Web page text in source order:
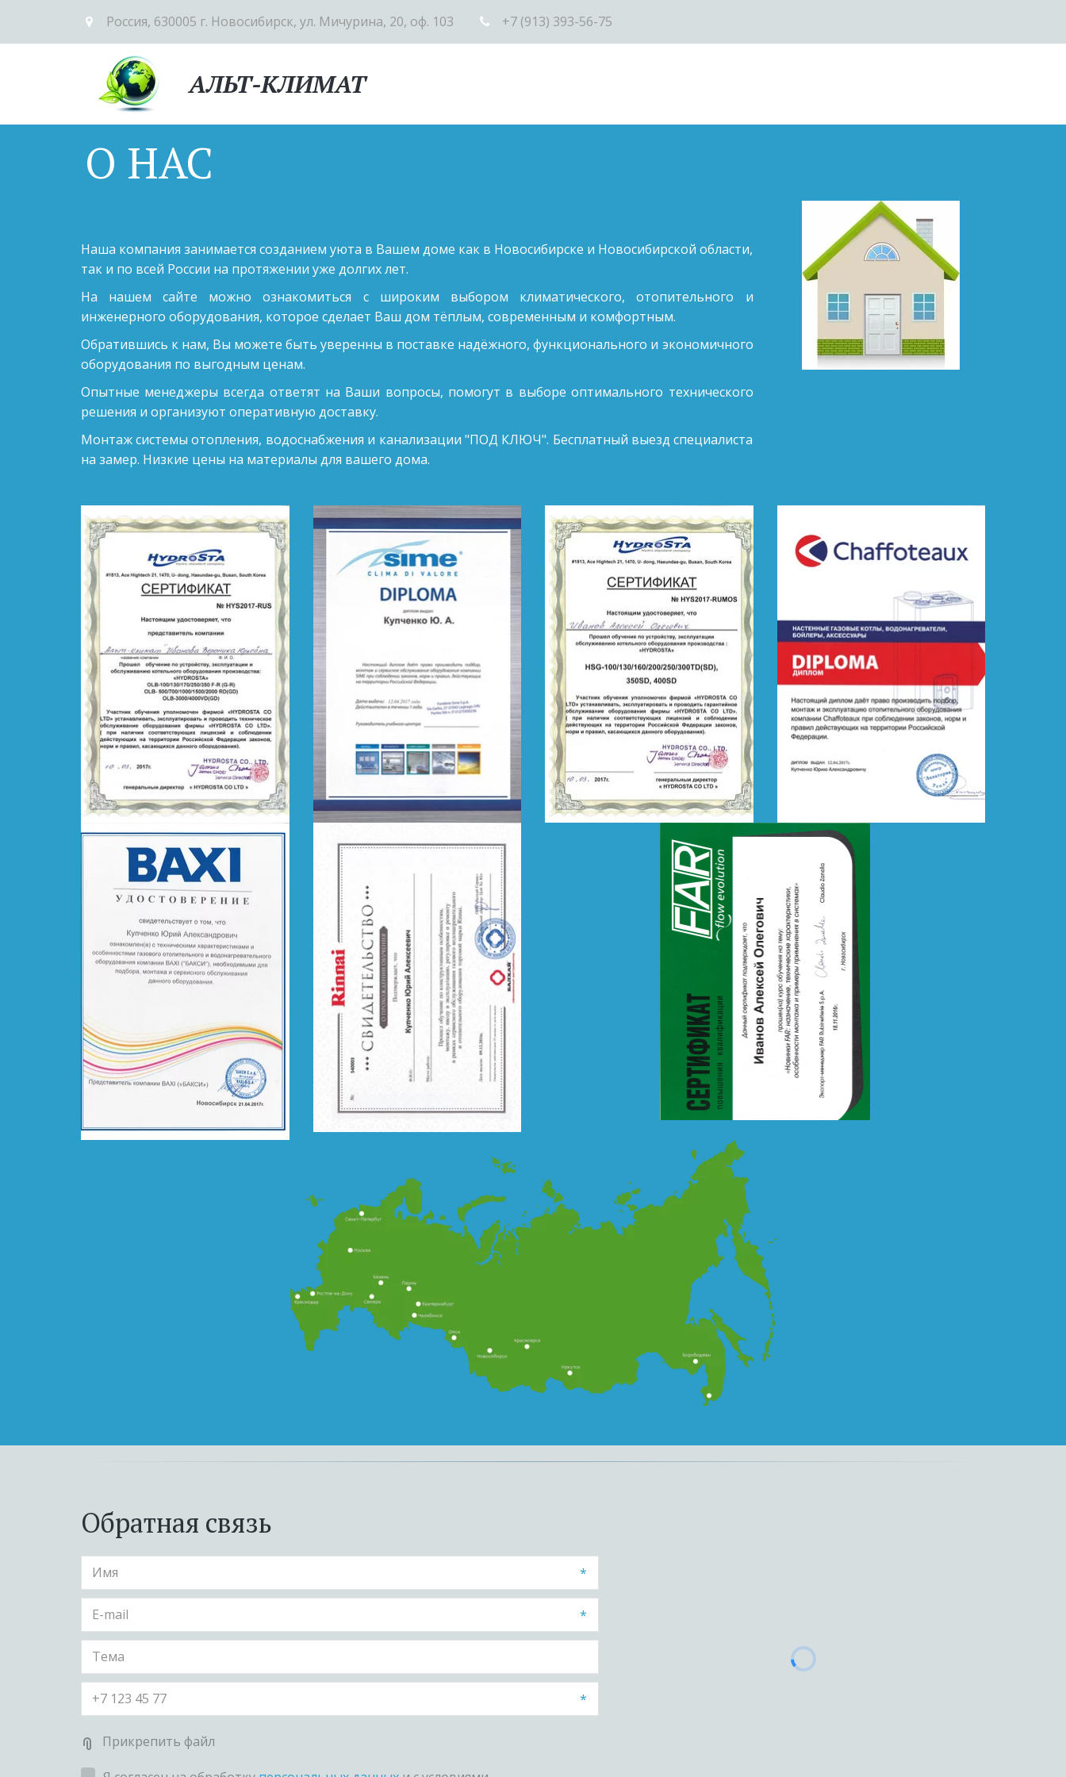
Россия, 630005 г. Новосибирск, ул. Мичурина, 20, оф. 103 +7 (913) 393-56-75
АЛЬТ-КЛИМАТ
О НАС
Наша компания занимается созданием уюта в Вашем доме как в Новосибирске и Новосибирской области,
так и по всей России на протяжении уже долгих лет.
На нашем сайте можно ознакомиться с широким выбором климатического, отопительного и
инженерного оборудования, которое сделает Ваш дом тёплым, современным и комфортным.
Обратившись к нам, Вы можете быть уверенны в поставке надёжного, функционального и экономичного
оборудования по выгодным ценам.
Опытные менеджеры всегда ответят на Ваши вопросы, помогут в выборе оптимального технического
решения и организуют оперативную доставку.
Монтаж системы отопления, водоснабжения и канализации "ПОД КЛЮЧ". Бесплатный выезд специалиста
на замер. Низкие цены на материалы для вашего дома.
Обратная связь
*
*
*
Прикрепить файл